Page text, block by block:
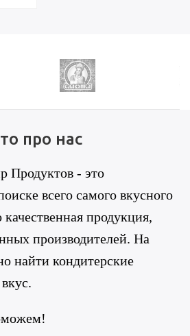
про нас
Продуктов - это
всего самого вкусного
качественная продукция,
производителей. На
найти кондитерские